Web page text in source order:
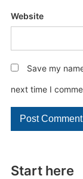
Start here
Website
Save my
next time I